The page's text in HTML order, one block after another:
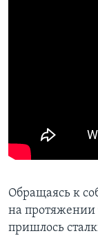
Обращаясь к
на протяжении
пришлось